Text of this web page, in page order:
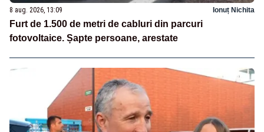
8 aug. 2026, 13:09 Ionuț Nichita
Furt de 1.500 de metri de cabluri din parcuri
fotovoltaice. Șapte persoane, arestate